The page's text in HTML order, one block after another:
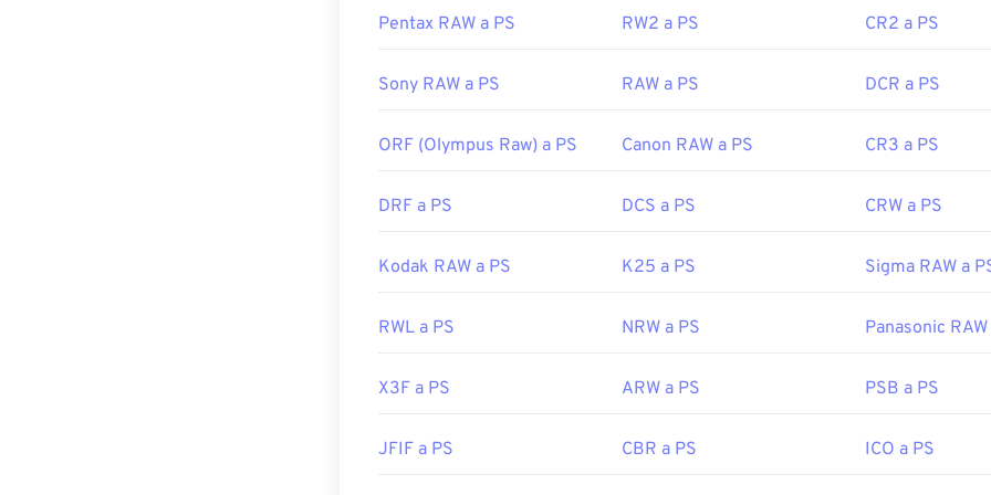
Enlaces útiles:
nef.html
Pentax RAW a PS RW2 a PS CR2 a PS
Sony RAW a PS RAW a PS DCR a PS
ORF (Olympus Raw) a PS Canon RAW a PS CR3 a PS
DRF a PS DCS a PS CRW a PS
Kodak RAW a PS K25 a PS Sigma RAW a
RWL a PS NRW a PS Panasonic RAW
X3F a PS ARW a PS PSB a PS
JFIF a PS CBR a PS ICO a PS